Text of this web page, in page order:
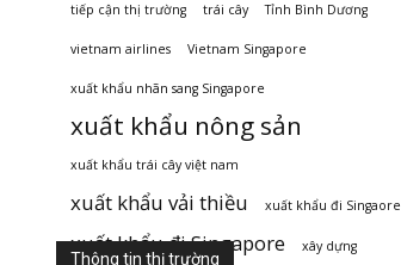
tiếp cận thị trường trái cây Tỉnh Bình Dương
vietnam airlines Vietnam Singapore
xuất khẩu nhãn sang Singapore
xuất khẩu nông sản
xuất khẩu trái cây việt nam
xuất khẩu vải thiều xuất khẩu đi Singaore
xuất khẩu đi Singapore xây dựng
Thông tin thị trường